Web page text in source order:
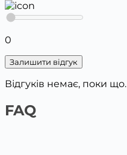
0
Залишити відгук
Відгуків немає, поки що.
FAQ